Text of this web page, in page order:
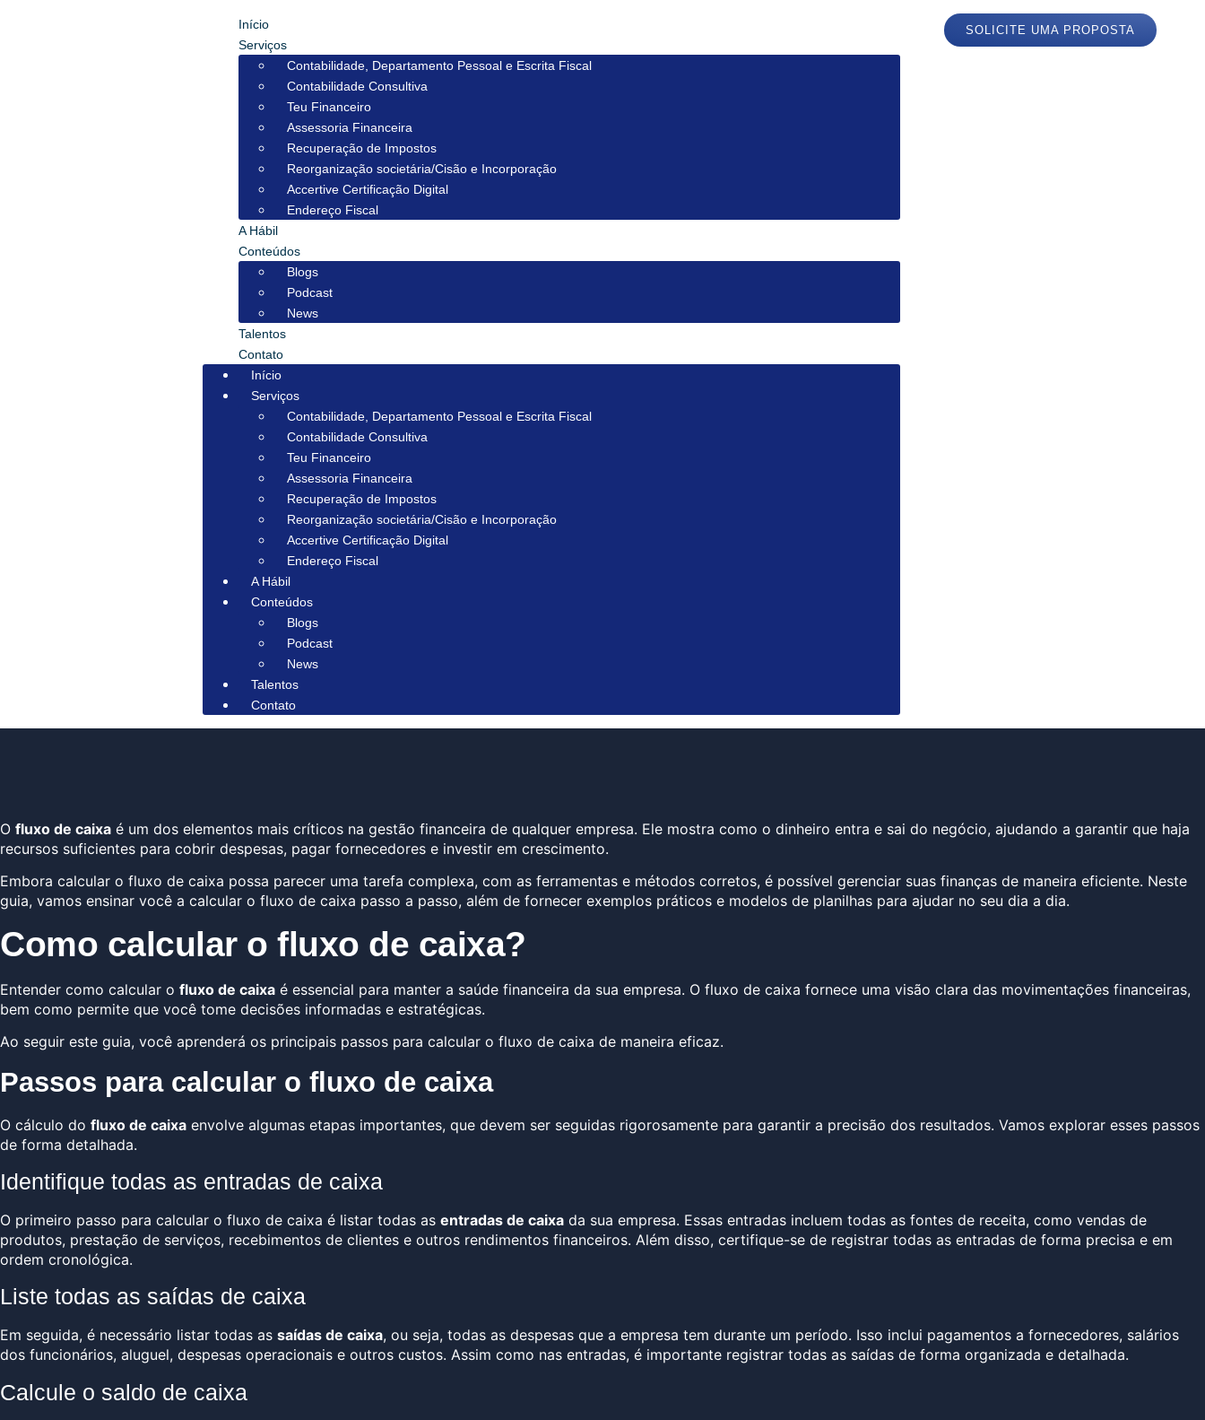
Início
Serviços
Contabilidade, Departamento Pessoal e Escrita Fiscal
Contabilidade Consultiva
Teu Financeiro
Assessoria Financeira
Recuperação de Impostos
Reorganização societária/Cisão e Incorporação
Accertive Certificação Digital
Endereço Fiscal
A Hábil
Conteúdos
Blogs
Podcast
News
Talentos
Contato
Início
Serviços
Contabilidade, Departamento Pessoal e Escrita Fiscal
Contabilidade Consultiva
Teu Financeiro
Assessoria Financeira
Recuperação de Impostos
Reorganização societária/Cisão e Incorporação
Accertive Certificação Digital
Endereço Fiscal
A Hábil
Conteúdos
Blogs
Podcast
News
Talentos
Contato
SOLICITE UMA PROPOSTA
O fluxo de caixa é um dos elementos mais críticos na gestão financeira de qualquer empresa. Ele mostra como o dinheiro entra e sai do negócio, ajudando a garantir que haja
recursos suficientes para cobrir despesas, pagar fornecedores e investir em crescimento.
Embora calcular o fluxo de caixa possa parecer uma tarefa complexa, com as ferramentas e métodos corretos, é possível gerenciar suas finanças de maneira eficiente. Neste
guia, vamos ensinar você a calcular o fluxo de caixa passo a passo, além de fornecer exemplos práticos e modelos de planilhas para ajudar no seu dia a dia.
Como calcular o fluxo de caixa?
Entender como calcular o fluxo de caixa é essencial para manter a saúde financeira da sua empresa. O fluxo de caixa fornece uma visão clara das movimentações financeiras,
bem como permite que você tome decisões informadas e estratégicas.
Ao seguir este guia, você aprenderá os principais passos para calcular o fluxo de caixa de maneira eficaz.
Passos para calcular o fluxo de caixa
O cálculo do fluxo de caixa envolve algumas etapas importantes, que devem ser seguidas rigorosamente para garantir a precisão dos resultados. Vamos explorar esses passos
de forma detalhada.
Identifique todas as entradas de caixa
O primeiro passo para calcular o fluxo de caixa é listar todas as entradas de caixa da sua empresa. Essas entradas incluem todas as fontes de receita, como vendas de
produtos, prestação de serviços, recebimentos de clientes e outros rendimentos financeiros. Além disso, certifique-se de registrar todas as entradas de forma precisa e em
ordem cronológica.
Liste todas as saídas de caixa
Em seguida, é necessário listar todas as saídas de caixa, ou seja, todas as despesas que a empresa tem durante um período. Isso inclui pagamentos a fornecedores, salários
dos funcionários, aluguel, despesas operacionais e outros custos. Assim como nas entradas, é importante registrar todas as saídas de forma organizada e detalhada.
Calcule o saldo de caixa